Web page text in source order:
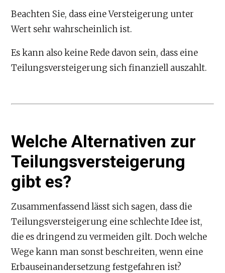
Beachten Sie, dass eine Versteigerung unter
Wert sehr wahrscheinlich ist.
Es kann also keine Rede davon sein, dass eine
Teilungsversteigerung sich finanziell auszahlt.
Welche Alternativen zur
Teilungsversteigerung
gibt es?
Zusammenfassend lässt sich sagen, dass die
Teilungsversteigerung eine schlechte Idee ist,
die es dringend zu vermeiden gilt. Doch welche
Wege kann man sonst beschreiten, wenn eine
Erbauseinandersetzung festgefahren ist?